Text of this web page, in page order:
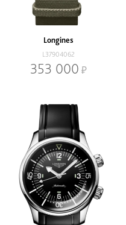
Со скидкой
Механический
Longines
L37904062
353 000